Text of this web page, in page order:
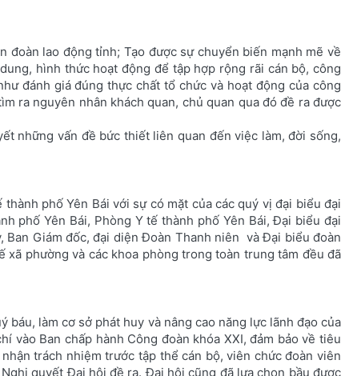
đoàn lao động tỉnh; Tạo được sự chuyển biến mạnh mẽ về
hình thức hoạt động để tập hợp rộng rãi cán bộ, công
đánh giá đúng thực chất tổ chức và hoạt động của công
ra nguyên nhân khách quan, chủ quan qua đó đề ra đ­ược
những vấn đề bức thiết liên quan đến việc làm, đời sống,
phố Yên Bái với sự có mặt của các quý vị đại biểu đại
phố Yên Bái, Phòng Y tế thành phố Yên Bái, Đại biểu đại
Ban Giám đốc, đại diện Đoàn Thanh niên và Đại biểu đoàn
xã phường và các khoa phòng trong toàn trung tâm đều đã
làm cơ sở phát huy và nâng cao năng lực lãnh đạo của
Ban chấp hành Công đoàn khóa XXI, đảm bảo về tiêu
trách nhiệm trước tập thể cán bộ, viên chức đoàn viên
quyết Đại hội đề ra. Đại hội cũng đã lựa chọn bầu được